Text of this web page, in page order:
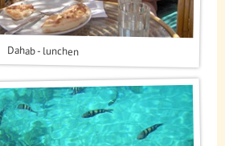
Dahab - lunchen